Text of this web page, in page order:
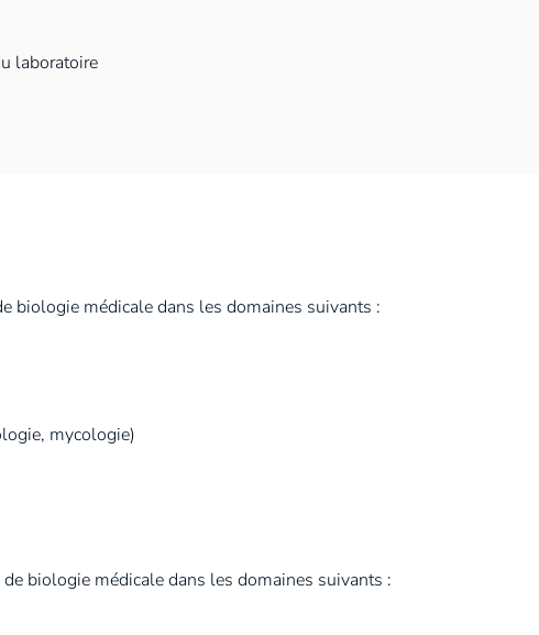
laboratoire
biologie médicale dans les domaines suivants :
mycologie)
biologie médicale dans les domaines suivants :